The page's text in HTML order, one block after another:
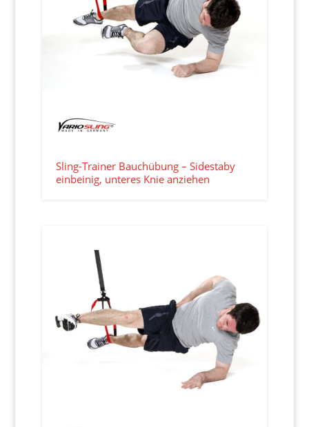
Sling-Trainer Bauchübung – Sidestaby
einbeinig, unteres Knie anziehen